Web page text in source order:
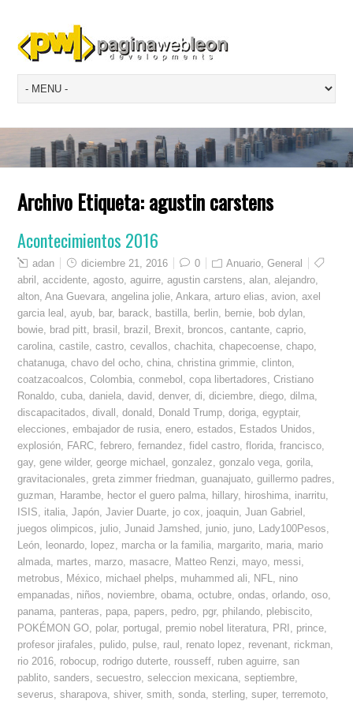
Archivo Etiqueta:agustin carstens
Acontecimientos 2016
adan diciembre 21, 2016 0 Anuario ,General
abril
,accidente ,agosto ,aguirre ,agustin carstens ,alan ,alejandro
alton ,Ana Guevara ,angelina jolie ,Ankara ,arturo elias ,avion ,axel
garcia leal
,ayub bar, barack bastilla berlin bernie bob dylan
bowie
brad pitt brasil brazil Brexit broncos ,cantante ,caprio
carolina ,castile ,castro ,cevallos ,chachita ,chapecoense ,chapo
chatanuga ,chavo del ocho ,china ,christina grimmie ,clinton
coatzacoalcos ,Colombia ,conmebol ,copa libertadores ,Cristiano
Ronaldo ,cuba ,daniela ,david ,denver,di ,diciembre ,diego ,dilma
discapacitados ,divall ,donald Donald Trump ,doriga ,egyptair,
elecciones ,embajador de rusia ,enero ,estados Estados Unidos
explosión
FARC ,febrero ,fernandez ,fidel castro ,florida ,francisco
gay,gene wilder,george michael ,gonzalez ,gonzalo vega ,gorila
gravitacionales ,greta zimmer friedman ,guanajuato ,guillermo padres
guzman
Harambe hector el guero palma hillary, hiroshima inarritu
ISIS
italia ,Japón ,Javier Duarte jo cox joaquin ,Juan Gabriel
juegos olimpicos
julio ,Junaid Jamshed junio juno Lady100Pesos
León
leonardo lopez marcha or la familia margarito maria mario
almada martes marzo masacre Matteo Renzi mayo messi
metrobus
México michael phelps muhammed ali NFL
nino
empanadas
niños noviembre ,obama ,octubre ,ondas ,orlando ,oso
panama panteras papa papers pedro pgr, philando plebiscito
POKÉMON GO polar, portugal premio nobel literatura PRI prince
profesor jirafales
pulido pulse raul renato lopez revenant rickman
rio 2016 robocup rodrigo duterte rousseff ruben aguirre ,san
pablito ,sanders ,secuestro ,seleccion mexicana ,septiembre
severus ,sharapova ,shiver,smith ,sonda ,sterling ,super,terremoto